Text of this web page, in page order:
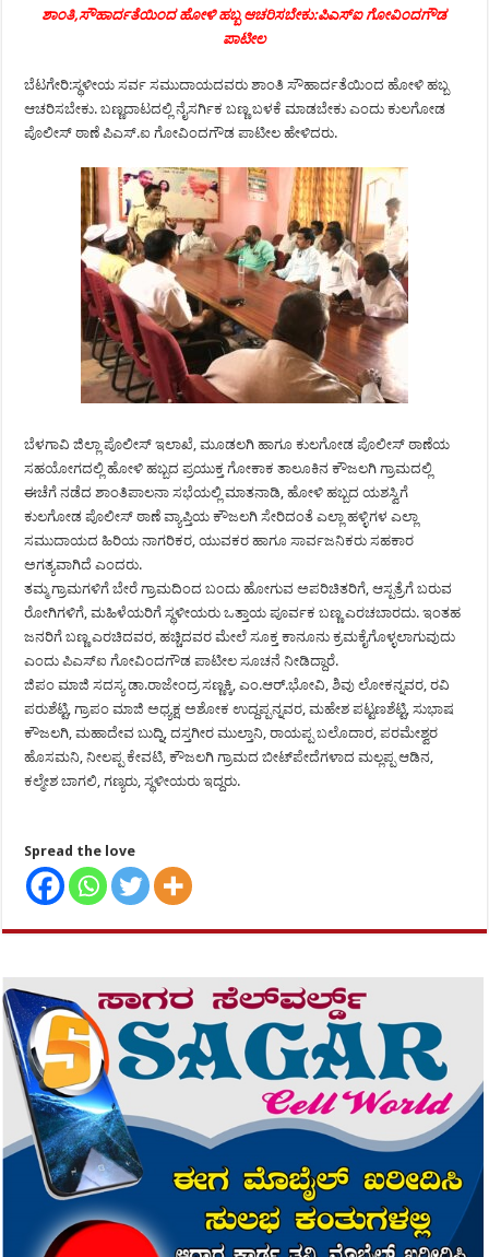
ಶಾಂತಿ,ಸೌಹಾರ್ದತೆಯಿಂದ ಹೋಳಿ ಹಬ್ಬ ಆಚರಿಸಬೇಕು:ಪಿಎಸ್‍ಐ ಗೋವಿಂದಗೌಡ
ಪಾಟೀಲ
ಬೆಟಗೇರಿ:ಸ್ಥಳೀಯ ಸರ್ವ ಸಮುದಾಯದವರು ಶಾಂತಿ ಸೌಹಾರ್ದತೆಯಿಂದ ಹೋಳಿ ಹಬ್ಬ
ಆಚರಿಸಬೇಕು. ಬಣ್ಣದಾಟದಲ್ಲಿ ನೈಸರ್ಗಿಕ ಬಣ್ಣ ಬಳಕೆ ಮಾಡಬೇಕು ಎಂದು ಕುಲಗೋಡ
ಪೊಲೀಸ್ ಠಾಣೆ ಪಿಎಸ್.ಐ ಗೋವಿಂದಗೌಡ ಪಾಟೀಲ ಹೇಳಿದರು.
ಬೆಳಗಾವಿ ಜಿಲ್ಲಾ ಪೊಲೀಸ್ ಇಲಾಖೆ, ಮೂಡಲಗಿ ಹಾಗೂ ಕುಲಗೋಡ ಪೊಲೀಸ್ ಠಾಣೆಯ
ಸಹಯೋಗದಲ್ಲಿ ಹೋಳಿ ಹಬ್ಬದ ಪ್ರಯುಕ್ತ ಗೋಕಾಕ ತಾಲೂಕಿನ ಕೌಜಲಗಿ ಗ್ರಾಮದಲ್ಲಿ
ಈಚೆಗೆ ನಡೆದ ಶಾಂತಿಪಾಲನಾ ಸಭೆಯಲ್ಲಿ ಮಾತನಾಡಿ, ಹೋಳಿ ಹಬ್ಬದ ಯಶಸ್ವಿಗೆ
ಕುಲಗೋಡ ಪೊಲೀಸ್ ಠಾಣೆ ವ್ಯಾಪ್ತಿಯ ಕೌಜಲಗಿ ಸೇರಿದಂತೆ ಎಲ್ಲಾ ಹಳ್ಳಿಗಳ ಎಲ್ಲಾ
ಸಮುದಾಯದ ಹಿರಿಯ ನಾಗರಿಕರ, ಯುವಕರ ಹಾಗೂ ಸಾರ್ವಜನಿಕರು ಸಹಕಾರ
ಅಗತ್ಯವಾಗಿದೆ ಎಂದರು.
ತಮ್ಮ ಗ್ರಾಮಗಳಿಗೆ ಬೇರೆ ಗ್ರಾಮದಿಂದ ಬಂದು ಹೋಗುವ ಅಪರಿಚಿತರಿಗೆ, ಆಸ್ಪತ್ರೆಗೆ ಬರುವ
ರೋಗಿಗಳಿಗೆ, ಮಹಿಳೆಯರಿಗೆ ಸ್ಥಳೀಯರು ಒತ್ತಾಯ ಪೂರ್ವಕ ಬಣ್ಣ ಎರಚಬಾರದು. ಇಂತಹ
ಜನರಿಗೆ ಬಣ್ಣ ಎರಚಿದವರ, ಹಚ್ಚಿದವರ ಮೇಲೆ ಸೂಕ್ತ ಕಾನೂನು ಕ್ರಮಕೈಗೊಳ್ಳಲಾಗುವುದು
ಎಂದು ಪಿಎಸ್‍ಐ ಗೋವಿಂದಗೌಡ ಪಾಟೀಲ ಸೂಚನೆ ನೀಡಿದ್ದಾರೆ.
ಜಿಪಂ ಮಾಜಿ ಸದಸ್ಯ ಡಾ.ರಾಜೇಂದ್ರ ಸಣ್ಣಕ್ಕಿ, ಎಂ.ಆರ್.ಭೋವಿ, ಶಿವು ಲೋಕನ್ನವರ, ರವಿ
ಪರುಶೆಟ್ಟಿ, ಗ್ರಾಪಂ ಮಾಜಿ ಅಧ್ಯಕ್ಷ ಅಶೋಕ ಉದ್ದಪ್ಪನ್ನವರ, ಮಹೇಶ ಪಟ್ಟಣಶೆಟ್ಟಿ, ಸುಭಾಷ
ಕೌಜಲಗಿ, ಮಹಾದೇವ ಬುದ್ನಿ, ದಸ್ತಗೀರ ಮುಲ್ತಾನಿ, ರಾಯಪ್ಪ ಬಲೊದಾರ, ಪರಮೇಶ್ವರ
ಹೊಸಮನಿ, ನೀಲಪ್ಪ ಕೇವಟಿ, ಕೌಜಲಗಿ ಗ್ರಾಮದ ಬೀಟ್‍ಪೇದೆಗಳಾದ ಮಲ್ಲಪ್ಪ ಆಡಿನ,
ಕಲ್ಮೇಶ ಬಾಗಲಿ, ಗಣ್ಯರು, ಸ್ಥಳೀಯರು ಇದ್ದರು.
Spread the love